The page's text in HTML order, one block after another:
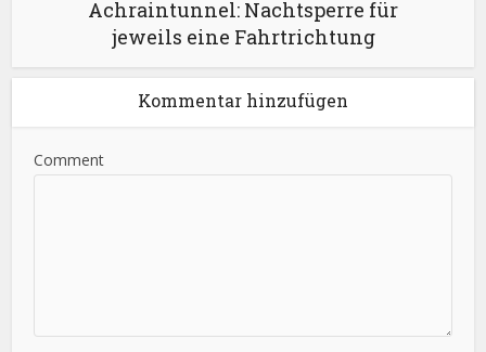
Achraintunnel: Nachtsperre für
jeweils eine Fahrtrichtung
Kommentar hinzufügen
Comment